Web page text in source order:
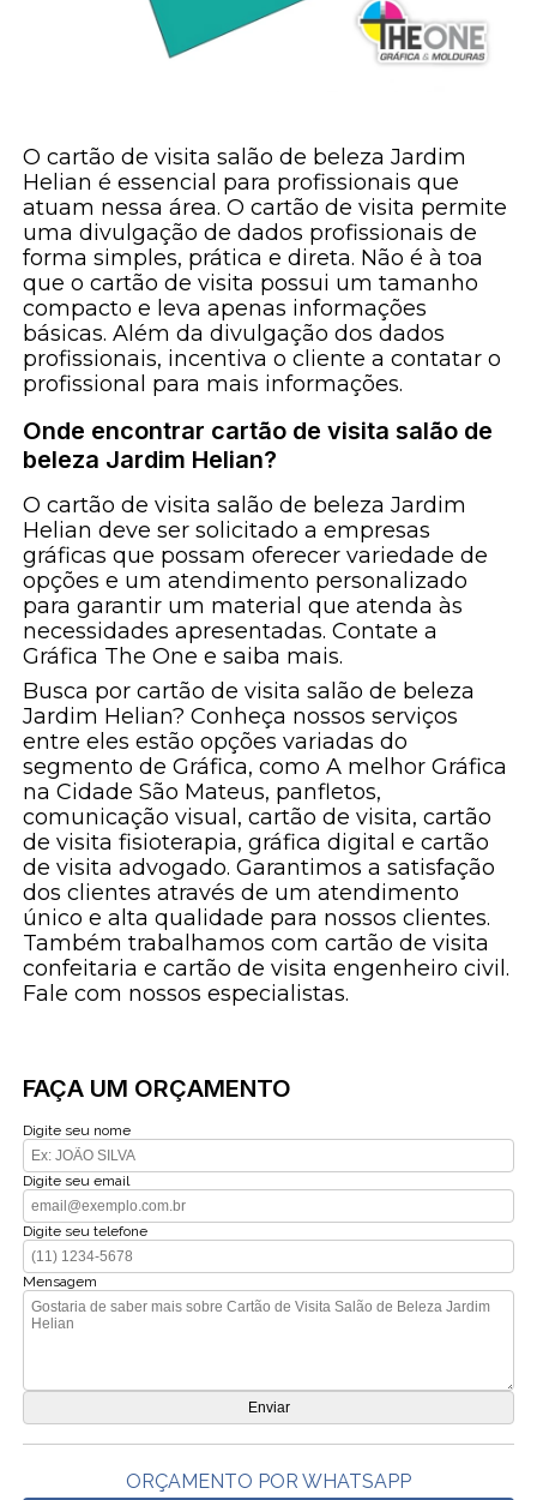
O cartão de visita salão de beleza Jardim
Helian é essencial para profissionais que
atuam nessa área. O cartão de visita permite
uma divulgação de dados profissionais de
forma simples, prática e direta. Não é à toa
que o cartão de visita possui um tamanho
compacto e leva apenas informações
básicas. Além da divulgação dos dados
profissionais, incentiva o cliente a contatar o
profissional para mais informações.
Onde encontrar cartão de visita salão de
beleza Jardim Helian?
O cartão de visita salão de beleza Jardim
Helian deve ser solicitado a empresas
gráficas que possam oferecer variedade de
opções e um atendimento personalizado
para garantir um material que atenda às
necessidades apresentadas. Contate a
Gráfica The One e saiba mais.
Busca por cartão de visita salão de beleza
Jardim Helian? Conheça nossos serviços
entre eles estão opções variadas do
segmento de Gráfica, como A melhor Gráfica
na Cidade São Mateus, panfletos,
comunicação visual, cartão de visita, cartão
de visita fisioterapia, gráfica digital e cartão
de visita advogado. Garantimos a satisfação
dos clientes através de um atendimento
único e alta qualidade para nossos clientes.
Também trabalhamos com cartão de visita
confeitaria e cartão de visita engenheiro civil.
Fale com nossos especialistas.
FAÇA UM ORÇAMENTO
Digite seu nome
Digite seu email
Digite seu telefone
Mensagem
ORÇAMENTO POR WHATSAPP